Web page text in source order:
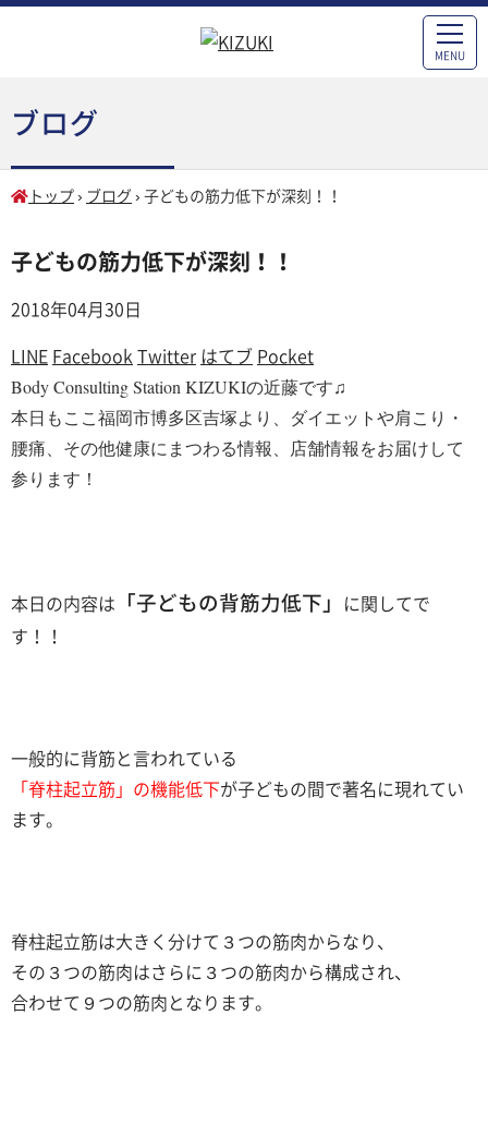
MENU
ブログ
トップ › ブログ › 子どもの筋力低下が深刻！！
子どもの筋力低下が深刻！！
2018年04月30日
LINE Facebook Twitter はてブ Pocket
Body Consulting Station KIZUKIの近藤です♫
本日もここ福岡市博多区吉塚より、ダイエットや肩こり・
腰痛、その他健康にまつわる情報、店舗情報をお届けして
参ります！
本日の内容は 「子どもの背筋力低下」
に関してで
す！！
一般的に背筋と言われている
「脊柱起立筋」の機能低下が子どもの間で著名に現れてい
ます。
脊柱起立筋は大きく分けて３つの筋肉からなり、
その３つの筋肉はさらに３つの筋肉から構成され、
合わせて９つの筋肉となります。